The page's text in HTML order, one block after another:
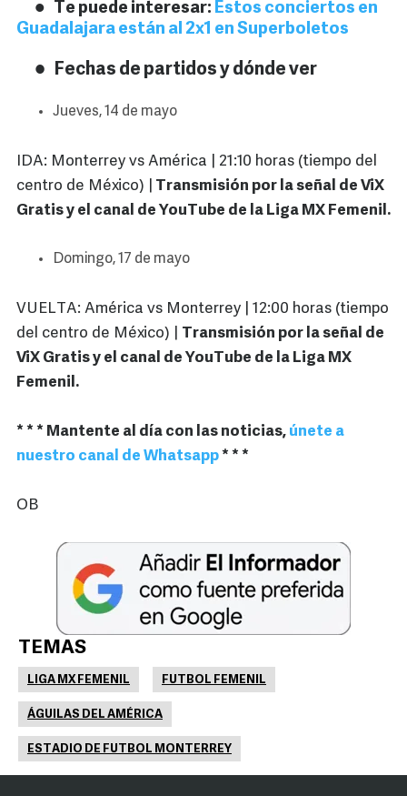
Te puede interesar: Estos conciertos en
Guadalajara están al 2x1 en Superboletos
Fechas de partidos y dónde ver
Jueves, 14 de mayo
IDA: Monterrey vs América | 21:10 horas (tiempo del
centro de México) |
Transmisión por la señal de ViX
Gratis y el canal de YouTube de la Liga MX Femenil.
Domingo, 17 de mayo
VUELTA: América vs Monterrey | 12:00 horas (tiempo
del centro de México) | Transmisión por la señal de
ViX Gratis y el canal de YouTube de la Liga MX
Femenil.
* * * Mantente al día con las noticias, únete a
nuestro canal de Whatsapp* * *
OB
TEMAS
LIGA MX FEMENIL FUTBOL FEMENIL
ÁGUILAS DEL AMÉRICA
ESTADIO DE FUTBOL MONTERREY